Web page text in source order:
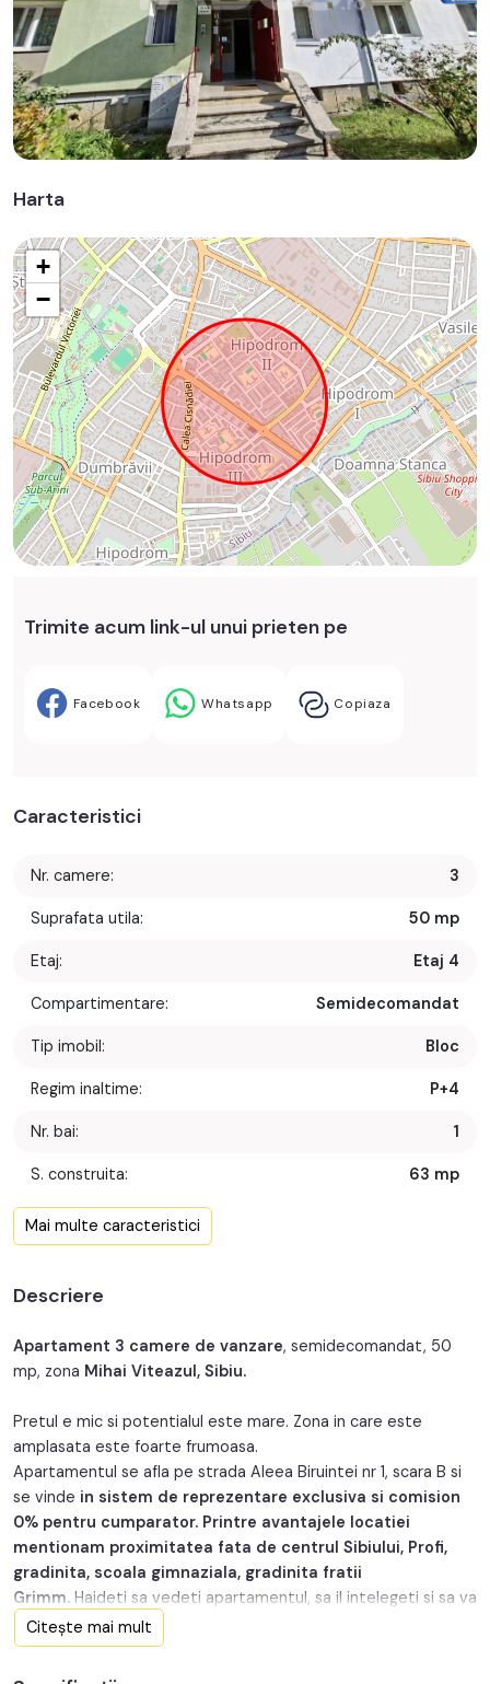
Harta
+
−
Trimite acum link-ul unui prieten pe
Facebook Whatsapp Copiaza
Caracteristici
Nr. camere: 3
Suprafata utila: 50 mp
Etaj: Etaj 4
Compartimentare: Semidecomandat
Tip imobil: Bloc
Regim inaltime: P+4
Nr. bai: 1
S. construita: 63 mp
Confort:
Nr. balcoane:
An constructie: 1980
Orientare:
Mai multe caracteristici
Descriere
Apartament 3 camere de vanzare, semidecomandat, 50
mp, zona Mihai Viteazul, Sibiu.
Pretul e mic si potentialul este mare. Zona in care este
amplasata este foarte frumoasa.
Apartamentul se afla pe strada Aleea Biruintei nr 1, scara B si
se vinde in sistem de reprezentare exclusiva si comision
0% pentru cumparator. Printre avantajele locatiei
mentionam proximitatea fata de centrul Sibiului, Profi,
gradinita, scoala gimnaziala, gradinita fratii
Grimm. Haideti sa vedeti apartamentul, sa il intelegeti si sa va
imprieteniti, pentru ca e posibil sa va petreceti aici urmatorii
multi ani din viata, impreuna. Se preteaza unei familii restranse
Citește mai mult